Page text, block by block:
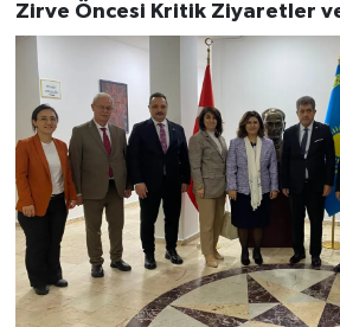
Zirve Öncesi Kritik Ziyaretler